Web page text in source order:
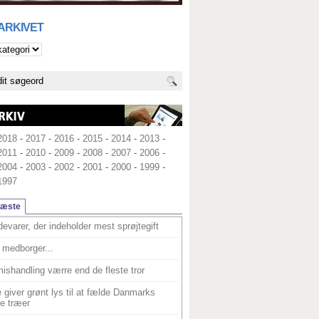
- 2017 - 2016 - 2015 - 2014 - 2013 -
- 2010 - 2009 - 2008 - 2007 - 2006 -
- 2003 - 2002 - 2001 - 2000 - 1999 -
der indeholder mest sprøjtegift
værre end de fleste tror
giver grønt lys til at fælde Danmarks
træer